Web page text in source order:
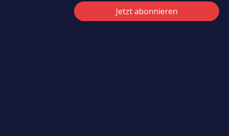
Jetzt abonnieren